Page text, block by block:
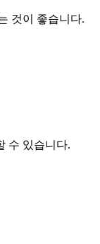
것이 좋습니다.
수 있습니다.